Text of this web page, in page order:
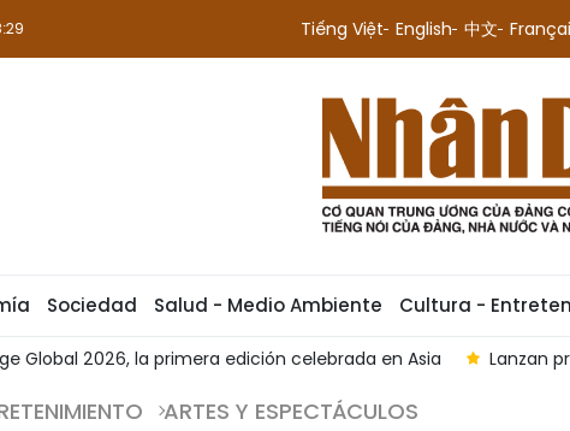
Tiếng Việt English 中文
Sociedad Salud - Medio Ambiente Cultura -
en Asia Lanzan programa artístico "Cuento de
ARTES Y ESPECTÁCULOS